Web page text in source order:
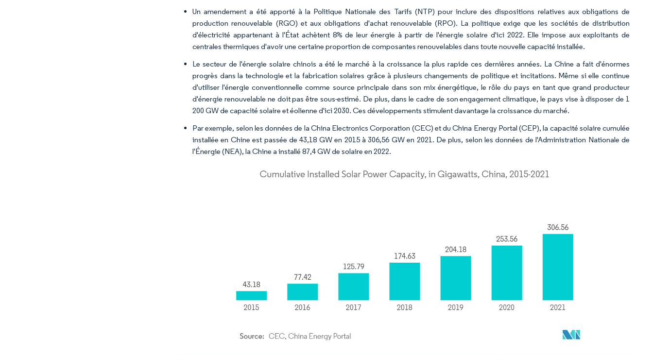
Un amendement a été apporté à la Politique Nationale des Tarifs (NTP) pour inclure des dispositions relatives aux obligations de
production renouvelable (RGO) et aux obligations d'achat renouvelable (RPO). La politique exige que les sociétés de distribution
d'électricité appartenant à l'État achètent 8% de leur énergie à partir de l'énergie solaire d'ici 2022. Elle impose aux exploitants de
centrales thermiques d'avoir une certaine proportion de composantes renouvelables dans toute nouvelle capacité installée.
Le secteur de l'énergie solaire chinois a été le marché à la croissance la plus rapide ces dernières années. La Chine a fait d'énormes
progrès dans la technologie et la fabrication solaires grâce à plusieurs changements de politique et incitations. Même si elle continue
d'utiliser l'énergie conventionnelle comme source principale dans son mix énergétique, le rôle du pays en tant que grand producteur
d'énergie renouvelable ne doit pas être sous-estimé. De plus, dans le cadre de son engagement climatique, le pays vise à disposer de 1
200 GW de capacité solaire et éolienne d'ici 2030. Ces développements stimulent davantage la croissance du marché.
Par exemple, selon les données de la China Electronics Corporation (CEC) et du China Energy Portal (CEP), la capacité solaire cumulée
installée en Chine est passée de 43,18 GW en 2015 à 306,56 GW en 2021. De plus, selon les données de l'Administration Nationale de
l'Énergie (NEA), la Chine a installé 87,4 GW de solaire en 2022.